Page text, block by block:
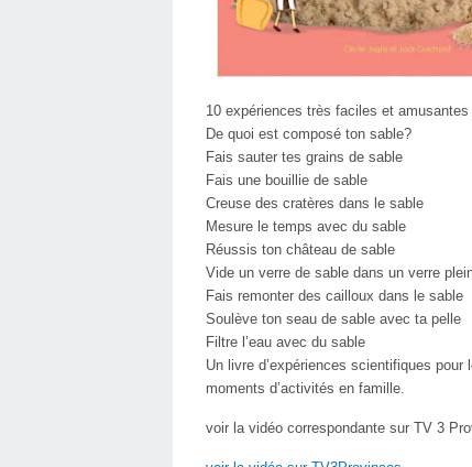
10 expériences très faciles et
De quoi est composé ton sable?
Fais sauter tes grains de sable
Fais une bouillie de sable
Creuse des cratères dans le sable
Mesure le temps avec du sable
Réussis ton château de sable
Vide un verre de sable dans un verre
Fais remonter des cailloux dans le sable
Soulève ton seau de sable avec ta pelle
Filtre l’eau avec du sable
Un livre d’expériences scientifiques
moments d’activités en famille.
voir la vidéo correspondante sur TV 3